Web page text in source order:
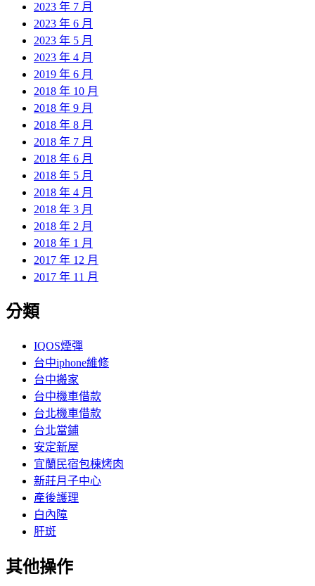
2023 年 7 月
2023 年 6 月
2023 年 5 月
2023 年 4 月
2019 年 6 月
2018 年 10 月
2018 年 9 月
2018 年 8 月
2018 年 7 月
2018 年 6 月
2018 年 5 月
2018 年 4 月
2018 年 3 月
2018 年 2 月
2018 年 1 月
2017 年 12 月
2017 年 11 月
分類
IQOS煙彈
台中iphone維修
台中搬家
台中機車借款
台北機車借款
台北當鋪
安定新屋
宜蘭民宿包棟烤肉
新莊月子中心
產後護理
白內障
肝斑
其他操作